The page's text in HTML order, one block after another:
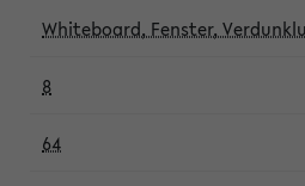
Whiteboard, Fenster,
8
64